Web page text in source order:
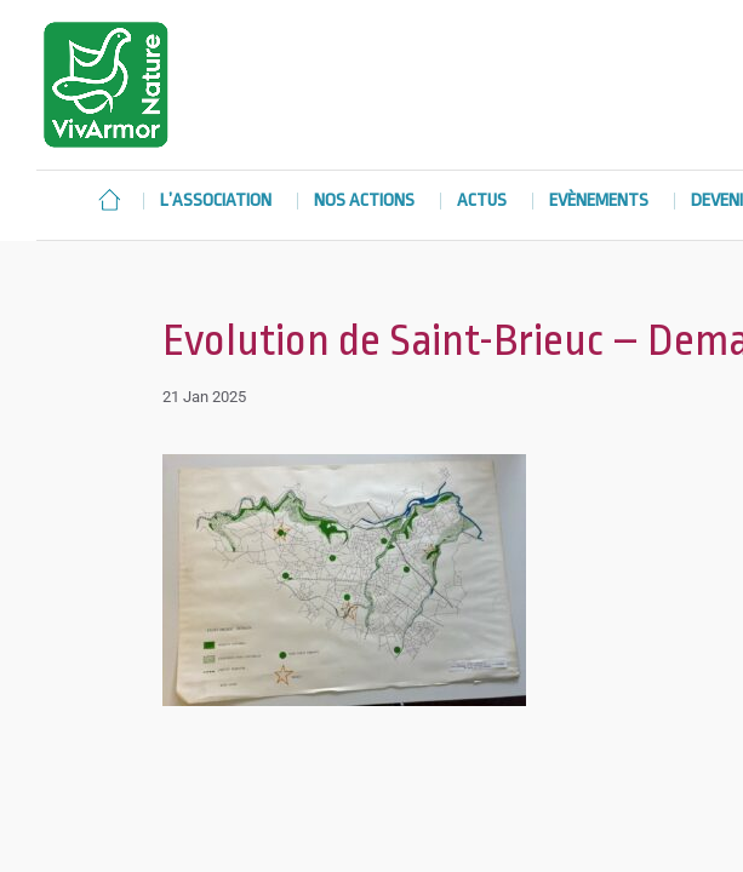
L’ASSOCIATION NOS ACTIONS ACTUS EVÈNEMENTS
Evolution de Saint-Brieuc –
21 Jan 2025